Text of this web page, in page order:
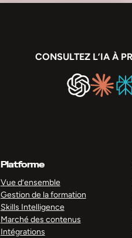
CONSULTEZ L’IA À
Platforme
Vue d’ensemble
Gestion de la formation
Skills Intelligence
Marché des contenus
Intégrations